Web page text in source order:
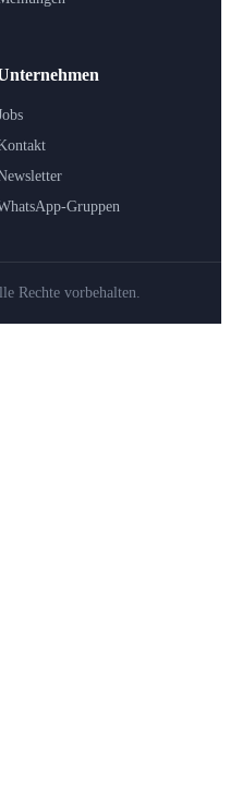
Gruppen
Rechte vorbehalten.